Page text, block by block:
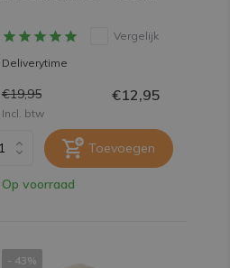
Vergelijk
Deliverytime
€19,95 €12,95
Incl. btw
Toevoegen
Op voorraad
- 43%